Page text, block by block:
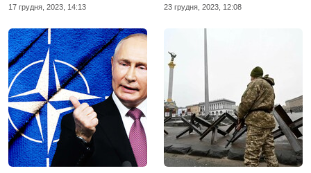
17 грудня, 2023, 14:13 23 грудня, 2023, 12:08